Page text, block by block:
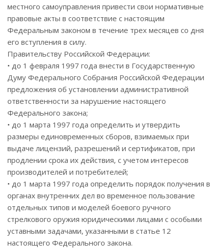
местного самоуправления привести свои нормативные
правовые акты в соответствие с настоящим
Федеральным законом в течение трех месяцев со дня
его вступления в силу.
Правительству Российской Федерации:
• до 1 февраля 1997 года внести в Государственную
Думу Федерального Собрания Российской Федерации
предложения об установлении административной
ответственности за нарушение настоящего
Федерального закона;
• до 1 марта 1997 года определить и утвердить
размеры единовременных сборов, взимаемых при
выдаче лицензий, разрешений и сертификатов, при
продлении срока их действия, с учетом интересов
производителей и потребителей;
• до 1 марта 1997 года определить порядок получения в
органах внутренних дел во временное пользование
отдельных типов и моделей боевого ручного
стрелкового оружия юридическими лицами с особыми
уставными задачами, указанными в статье 12
настоящего Федерального закона.